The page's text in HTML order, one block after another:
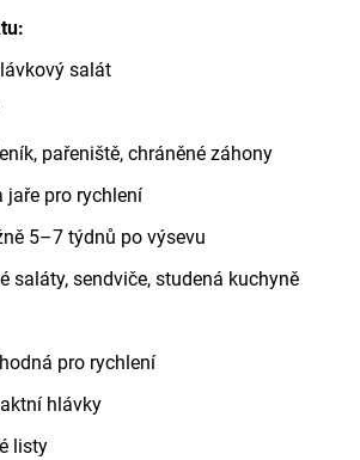
salát
pařeniště, chráněné záhony
jaře pro rychlení
5–7 týdnů po výsevu
saláty, sendviče, studená kuchyně
pro rychlení
hlávky
listy